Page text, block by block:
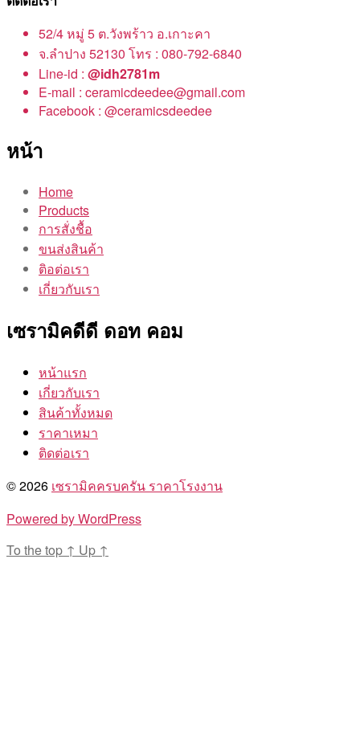
52/4 หมู่ 5 ต.วังพร้าว อ.เกาะคา
จ.ลำปาง 52130 โทร : 080-792-6840
Line-id : @idh2781m
E-mail : ceramicdeedee@gmail.com
Facebook : @ceramicsdeedee
หน้า
Home
Products
การสั่งชื้อ
ขนส่งสินค้า
ติอต่อเรา
เกี่ยวกับเรา
เซรามิคดีดี ดอท คอม
หน้าแรก
เกี่ยวกับเรา
สินค้าทั้งหมด
ราคาเหมา
ติดต่อเรา
© 2026 เซรามิคครบครัน ราคาโรงงาน
Powered by WordPress
To the top ↑ Up ↑